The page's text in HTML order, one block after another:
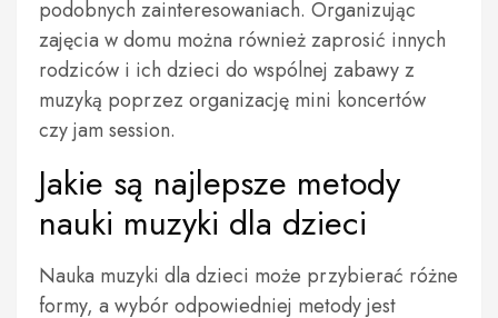
podobnych zainteresowaniach. Organizując
zajęcia w domu można również zaprosić innych
rodziców i ich dzieci do wspólnej zabawy z
muzyką poprzez organizację mini koncertów
czy jam session.
Jakie są najlepsze metody
nauki muzyki dla dzieci
Nauka muzyki dla dzieci może przybierać różne
formy, a wybór odpowiedniej metody jest